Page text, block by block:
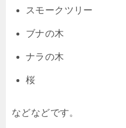
スモークツリー
ブナの木
ナラの木
桜
などなどです。